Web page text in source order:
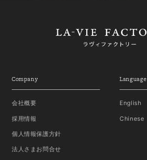
Company
会社概要
採用情報
個人情報保護方針
法人さまお問合せ
Language
English
Chinese